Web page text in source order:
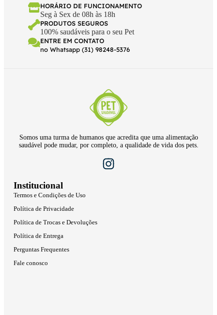
HORÁRIO DE FUNCIONAMENTO
Seg à Sex de 08h às 18h
PRODUTOS SEGUROS
100% saudáveis para o seu Pet
ENTRE EM CONTATO
no Whatsapp (31) 98248-5376
Somos uma turma de humanos que acredita que uma alimentação
saudável pode mudar, por completo, a qualidade de vida dos pets.
Institucional
Termos e Condições de Uso
Política de Privacidade
Política de Trocas e Devoluções
Política de Entrega
Perguntas Frequentes
Fale conosco